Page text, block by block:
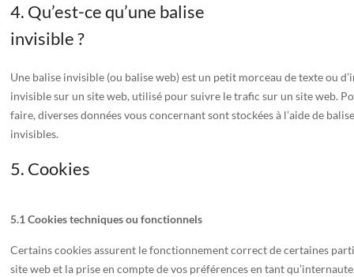
4. Qu’est-ce qu’une balise
invisible ?
Une balise invisible (ou balise web) est un petit morceau de texte ou
invisible sur un site web, utilisé pour suivre le trafic sur un site web.
faire, diverses données vous concernant sont stockées à l’aide de
invisibles.
5. Cookies
5.1 Cookies techniques ou fonctionnels
Certains cookies assurent le fonctionnement correct de certaines
site web et la prise en compte de vos préférences en tant